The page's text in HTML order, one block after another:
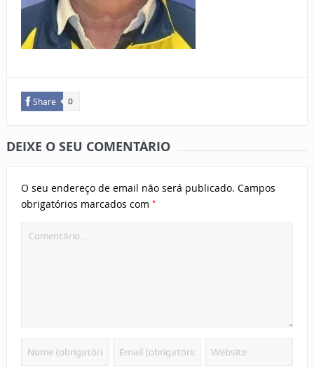
Share 0
DEIXE O SEU COMENTÁRIO
O seu endereço de email não será publicado. Campos
obrigatórios marcados com *